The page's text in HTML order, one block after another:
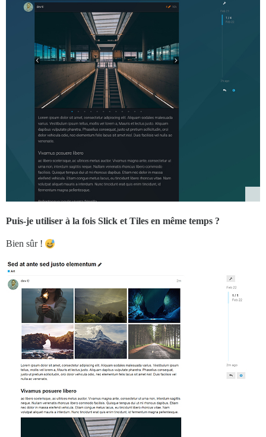
Puis-je utiliser à la fois Slick et Tiles en même temps ?
Bien sûr !